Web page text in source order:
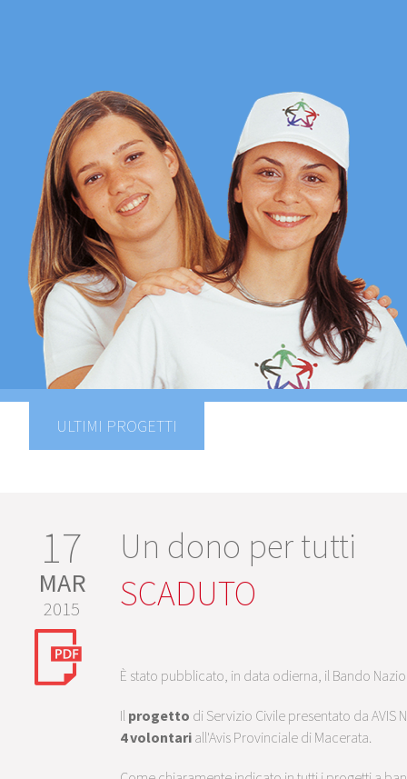
ULTIMI PROGETTI
17
MAR
2015
Un dono per tutti
SCADUTO
È stato pubblicato, in data odierna, il Bando
Il progetto di Servizio Civile presentato da
4 volontari all'Avis Provinciale di Macerata.